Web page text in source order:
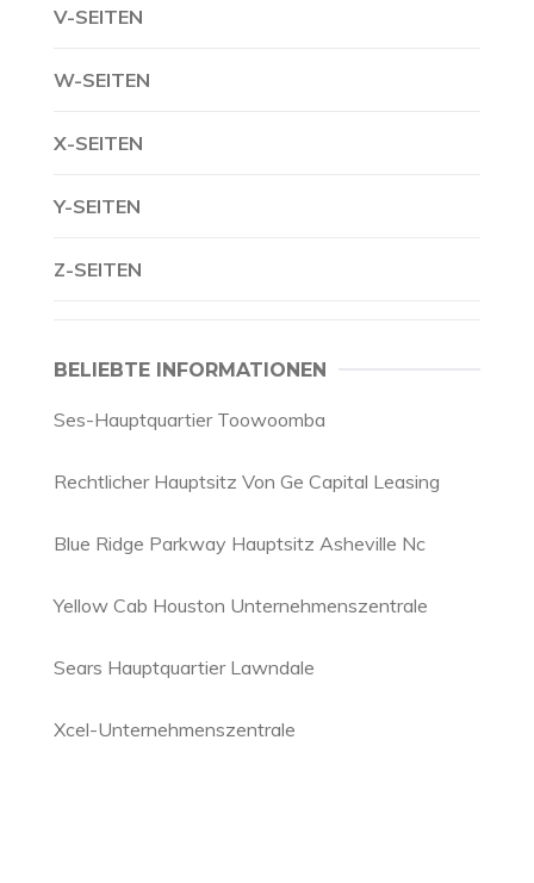
V-SEITEN
W-SEITEN
X-SEITEN
Y-SEITEN
Z-SEITEN
BELIEBTE INFORMATIONEN
Ses-Hauptquartier Toowoomba
Rechtlicher Hauptsitz Von Ge Capital Leasing
Blue Ridge Parkway Hauptsitz Asheville Nc
Yellow Cab Houston Unternehmenszentrale
Sears Hauptquartier Lawndale
Xcel-Unternehmenszentrale